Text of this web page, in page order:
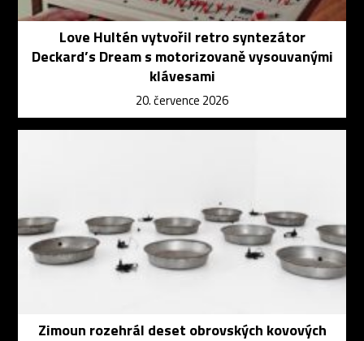
Love Hultén vytvořil retro syntezátor
Deckard’s Dream s motorizovaně vysouvanými
klávesami
20. července 2026
Zimoun rozehrál deset obrovských kovových